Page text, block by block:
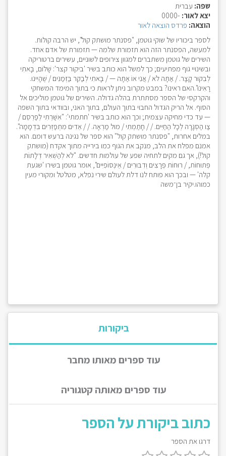
שפה: עברית
יצא לאור: -0000
הוצאה: פרדס הוצאה לאור
לספר ביכוריו של שוקי גוטמן, "פסנתר מושתק קול", יש הרבה קולות.
למעשה, הפסנתר הזה הוא תזמורת שלמה — תזמורת של אדם אחד.
השירים של גוטמן משתברים למגוון צירופים לשוניים, עשירים ברטוריקה
ובשינויי גוף מפתיעים; כך למשל הוא כותב בשיר 'ביקור קצר': שָׁלוֹם, בָּאתִי
לְבִקּוּר קָצָר. / אַתָּה לֹא / אֲנִי אוֹ אַתָּה — / בָּאתִי לְבַקֵּר בַּזְּמַנִּים / שֶׁהָיִינוּ.
רָאִינוּ". האם ראינו? במבט מקרוב ניתן לראות כי בתוך המימד המשחקי
והקרקסי של הספר מסתתרת בהלה גדולה. השירים של גוטמן מוליכים אל
הסוף. אל הריק הגדול החבוי בתוך העולם, בתוך האני, ובוודאי בתוך השפה
— עד כדי מחיקה עצמית; וכך הוא כותב בשיר 'חתמתי': "אִשַּׁרְתִּי לְפַרְסֵם /
צַו הַסְגָּרָה לְכָל הַחַיִּים. / / חָתַמְתִּי / מוּל מַרְאָה. / / אֵדִים מִתְפַּזְּרִים בִּדְמָמָה".
במלים אחרות, "פסנתר מושתק קול" הוא ספר של נגינה ברעש דומם. הוא
אמנם מפלח את הלב, מנקב את הגוף כמו בירייה מתוך אקדח (מושתק
קול!), אך גם מקים לתחיה שפע של עולמות חדשים. "לֹא לְהַשְׁאִיר דְּלָתוֹת
פְּתוּחוֹת, / רוּחוֹת פְּרָצִים וְדִבּוּרִים / אֵינְסוֹפִיִּים", אומר גוטמן בשירו 'שגעת
קלה' — ובכך הוא פותח לנו דלת לעולם שירי נפלא, מטלטל ומקורי מעין
כמוהו. יקיר בן־משה
ביקורות
עוד ספרים מאותו מחבר
עוד ספרים מאותה קטגוריה
כתוב ביקורת על הספר
דרגו את הספר